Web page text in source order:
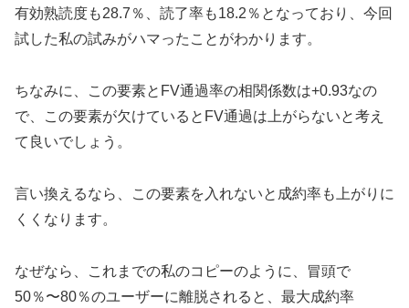
有効熟読度も28.7％、読了率も18.2％となっており、今回
試した私の試みがハマったことがわかります。
ちなみに、この要素とFV通過率の相関係数は+0.93なの
で、この要素が欠けているとFV通過は上がらないと考え
て良いでしょう。
言い換えるなら、この要素を入れないと成約率も上がりに
くくなります。
なぜなら、これまでの私のコピーのように、冒頭で
50％〜80％のユーザーに離脱されると、最大成約率